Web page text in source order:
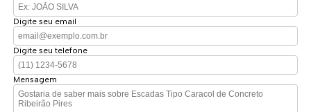
Digite seu email
Digite seu telefone
Mensagem